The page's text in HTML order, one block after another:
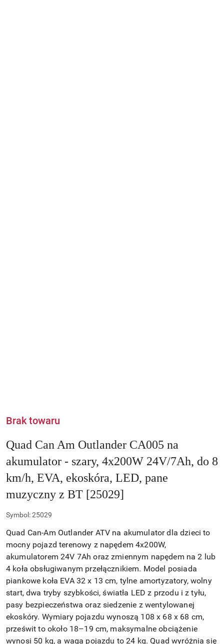
Brak towaru
Quad Can Am Outlander CA005 na
akumulator - szary, 4x200W 24V/7Ah, do 8
km/h, EVA, ekoskóra, LED, pane
muzyczny z BT [25029]
Symbol:25029
Quad Can-Am Outlander ATV na akumulator dla dzieci to
mocny pojazd terenowy z napędem 4x200W,
akumulatorem 24V 7Ah oraz zmiennym napędem na 2 lub
4 koła obsługiwanym przełącznikiem. Model posiada
piankowe koła EVA 32 x 13 cm, tylne amortyzatory, wolny
start, dwa tryby szybkości, światła LED z przodu i z tyłu,
pasy bezpieczeństwa oraz siedzenie z wentylowanej
ekoskóry. Wymiary pojazdu wynoszą 108 x 68 x 68 cm,
prześwit to około 18–19 cm, maksymalne obciążenie
wynosi 50 kg, a waga pojazdu to 24 kg. Quad wyróżnia się